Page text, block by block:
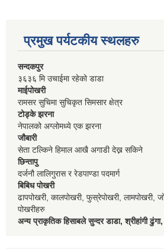
प्रमुख पर्यटकीय स्थलहरु
सन्दकपुर
३६३६ मि उचाईमा रहेको डाडा
माईपोखरी
रामसर सुचिमा सुचिकृत सिमसार क्षेत्र
टोड्के झरना
नेपालको अग्लोमध्ये एक झरना
जौबारी
सेता टल्किने हिमाल आखै अगाडी देख्न सकिने
छिन्तापु
दर्जनौ लालिगुरास र रेडपाण्डा पदमार्ग
बिबिध पोखरी
ढापपोखरी, कालपोखरी, फुस्रेपोखरी, लामपोखरी,
पोखरीहरु
अन्य प्राकृतिक हिसाबले सुन्दर डाडा, श्रीहांगी